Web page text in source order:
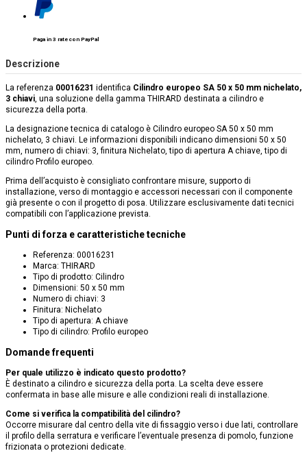
Paga in 3 rate con PayPal
Descrizione
La referenza 00016231 identifica Cilindro europeo SA 50 x 50 mm nichelato,
3 chiavi, una soluzione della gamma THIRARD destinata a cilindro e
sicurezza della porta.
La designazione tecnica di catalogo è Cilindro europeo SA 50 x 50 mm
nichelato, 3 chiavi. Le informazioni disponibili indicano dimensioni 50 x 50
mm, numero di chiavi: 3, finitura Nichelato, tipo di apertura A chiave, tipo di
cilindro Profilo europeo.
Prima dell’acquisto è consigliato confrontare misure, supporto di
installazione, verso di montaggio e accessori necessari con il componente
già presente o con il progetto di posa. Utilizzare esclusivamente dati tecnici
compatibili con l’applicazione prevista.
Punti di forza e caratteristiche tecniche
Referenza: 00016231
Marca: THIRARD
Tipo di prodotto: Cilindro
Dimensioni: 50 x 50 mm
Numero di chiavi: 3
Finitura: Nichelato
Tipo di apertura: A chiave
Tipo di cilindro: Profilo europeo
Domande frequenti
Per quale utilizzo è indicato questo prodotto?
È destinato a cilindro e sicurezza della porta. La scelta deve essere
confermata in base alle misure e alle condizioni reali di installazione.
Come si verifica la compatibilità del cilindro?
Occorre misurare dal centro della vite di fissaggio verso i due lati, controllare
il profilo della serratura e verificare l’eventuale presenza di pomolo, funzione
frizionata o protezioni dedicate.